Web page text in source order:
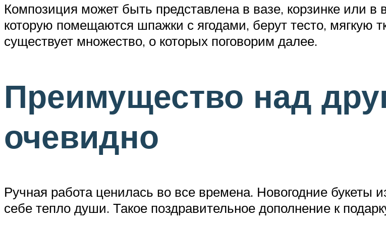
Композиция может быть представлена в вазе, корзинке или в
которую помещаются шпажки с ягодами, берут тесто, мягкую
существует множество, о которых поговорим далее.
Преимущество над
очевидно
Ручная работа ценилась во все времена. Новогодние букеты
себе тепло души. Такое поздравительное дополнение к